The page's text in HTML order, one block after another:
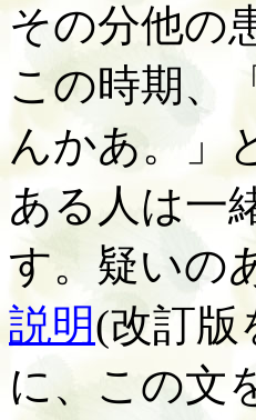
その分他の
この時期、
んかあ。」
ある人は一
す。疑いの
説明(改訂版
に、この文